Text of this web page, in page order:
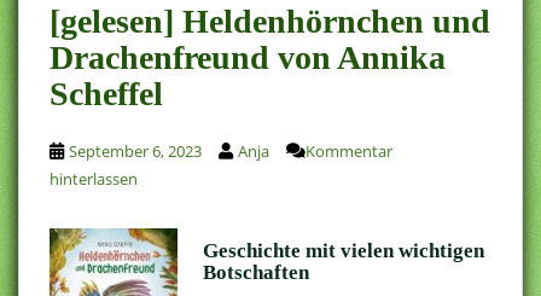
[gelesen] Heldenhörnchen und
Drachenfreund von Annika
Scheffel
September 6, 2023 Anja
Kommentar
hinterlassen
Geschichte mit vielen wichtigen
Botschaften